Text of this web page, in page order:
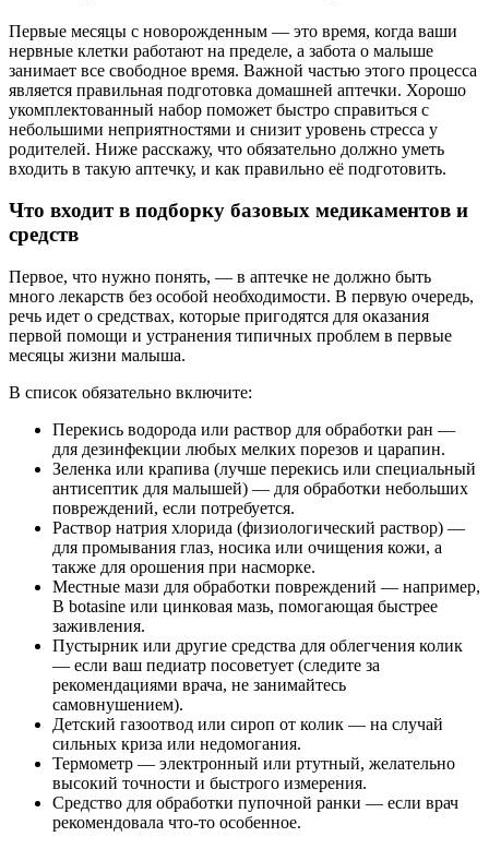
Первые месяцы с новорожденным — это время, когда ваши
нервные клетки работают на пределе, а забота о малыше
занимает все свободное время. Важной частью этого процесса
является правильная подготовка домашней аптечки. Хорошо
укомплектованный набор поможет быстро справиться с
небольшими неприятностями и снизит уровень стресса у
родителей. Ниже расскажу, что обязательно должно уметь
входить в такую аптечку, и как правильно её подготовить.
Что входит в подборку базовых медикаментов и
средств
Первое, что нужно понять, — в аптечке не должно быть
много лекарств без особой необходимости. В первую очередь,
речь идет о средствах, которые пригодятся для оказания
первой помощи и устранения типичных проблем в первые
месяцы жизни малыша.
В список обязательно включите:
Перекись водорода или раствор для обработки ран —
для дезинфекции любых мелких порезов и царапин.
Зеленка или крапива (лучше перекись или специальный
антисептик для малышей) — для обработки небольших
повреждений, если потребуется.
Раствор натрия хлорида (физиологический раствор) —
для промывания глаз, носика или очищения кожи, а
также для орошения при насморке.
Местные мази для обработки повреждений — например,
В botasine или цинковая мазь, помогающая быстрее
заживления.
Пустырник или другие средства для облегчения колик
— если ваш педиатр посоветует (следите за
рекомендациями врача, не занимайтесь
самовнушением).
Детский газоотвод или сироп от колик — на случай
сильных криза или недомогания.
Термометр — электронный или ртутный, желательно
высокий точности и быстрого измерения.
Средство для обработки пупочной ранки — если врач
рекомендовала что-то особенное.